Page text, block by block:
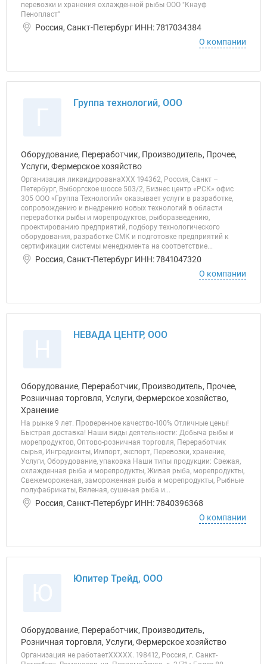
перевозки и хранения охлажденной рыбы ООО "Кнауф
Пенопласт"
Россия, Санкт-Петербург ИНН: 7817034384
О компании
Группа технологий, ООО
Оборудование, Переработчик, Производитель, Прочее,
Услуги, Фермерское хозяйство
Организация ликвидированаХХХ 194362, Россия, Санкт –
Петербург, Выборгское шоссе 503/2, Бизнес центр «РСК» офис
305 ООО «Группа Технологий» оказывает услуги в разработке,
сопровождению и внедрению новых технологий в области
переработки рыбы и морепродуктов, рыборазведению,
проектированию предприятий, подбору технологического
оборудования, разработке СМК и подготовке предприятий к
сертификации системы менеджмента на соответствие...
Россия, Санкт-Петербург ИНН: 7841047320
О компании
НЕВАДА ЦЕНТР, ООО
Оборудование, Переработчик, Производитель, Прочее,
Розничная торговля, Услуги, Фермерское хозяйство,
Хранение
На рынке 9 лет. Проверенное качество-100% Отличные цены!
Быстрая доставка! Наши виды деятельности: Добыча рыбы и
морепродуктов, Оптово-розничная торговля, Переработчик
сырья, Ингредиенты, Импорт, экспорт, Перевозки, хранение,
Услуги, Оборудование, упаковка Наши типы продукции: Свежая,
охлажденная рыба и морепродукты, Живая рыба, морепродукты,
Свежемороженая, замороженная рыба и морепродукты, Рыбные
полуфабрикаты, Вяленая, сушеная рыба и...
Россия, Санкт-Петербург ИНН: 7840396368
О компании
Юпитер Трейд, ООО
Оборудование, Переработчик, Производитель,
Розничная торговля, Услуги, Фермерское хозяйство
Организация не работаетХХХХХ. 198412, Россия, г. Санкт-